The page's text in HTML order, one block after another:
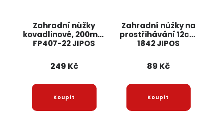
Zahradní nůžky
kovadlinové, 200mm
FP407-22 JIPOS
249 Kč
Zahradní nůžky na
prostřihávání 12cm
1842 JIPOS
89 Kč